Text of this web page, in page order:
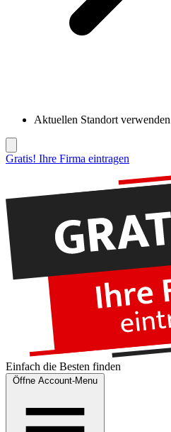
Aktuellen Standort verwenden
Gratis! Ihre Firma eintragen
Einfach die Besten finden
Öffne Account-Menu